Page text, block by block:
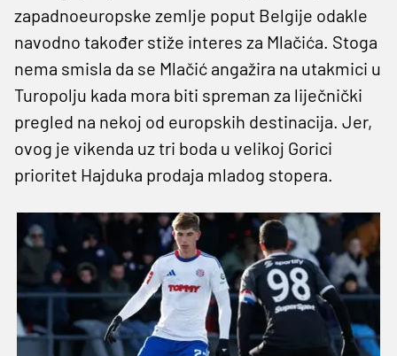
zapadnoeuropske zemlje poput Belgije odakle
navodno također stiže interes za Mlačića. Stoga
nema smisla da se Mlačić angažira na utakmici u
Turopolju kada mora biti spreman za liječnički
pregled na nekoj od europskih destinacija. Jer,
ovog je vikenda uz tri boda u velikoj Gorici
prioritet Hajduka prodaja mladog stopera.